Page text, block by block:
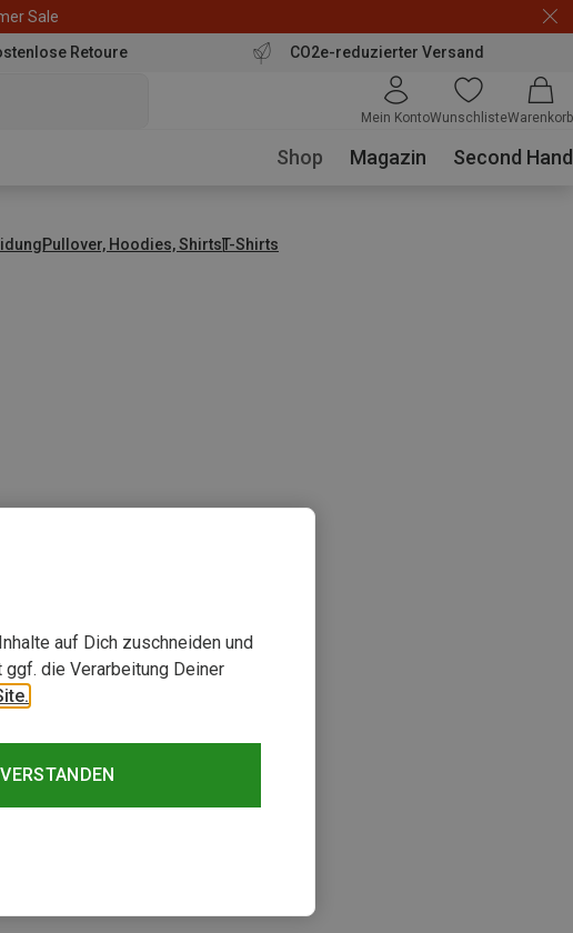
Sale
Retoure CO2e-reduzierter Versand
Mein KontoWunschlisteWarenkorb
Shop Magazin Second Hand
Pullover, Hoodies, ShirtsT-Shirts
auf Dich zuschneiden und
die Verarbeitung Deiner